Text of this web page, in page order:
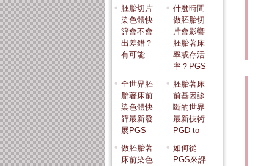
胚胎切片
染色體快
篩會不會
出差錯？
有可能
什麼時間
做胚胎切
片會影響
胚胎著床
率或存活
率？PGS
全世界胚
胎著床前
染色體快
篩最新發
展PGS
胚胎著床
前基因診
斷的世界
最新技術
PGD to
做胚胎著
床前染色
如何從
PGS來評